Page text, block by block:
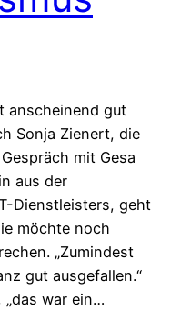
anscheinend gut
Sonja Zienert, die
mit Gesa
aus der
Dienstleisters, geht
möchte noch
„Zumindest
gut ausgefallen.“
„das war ein…